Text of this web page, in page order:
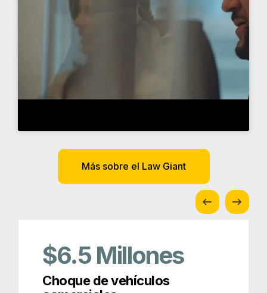
Más sobre el Law Giant
$6.5Millones
Choque de vehículos
comerciales
Premios y afiliaciones